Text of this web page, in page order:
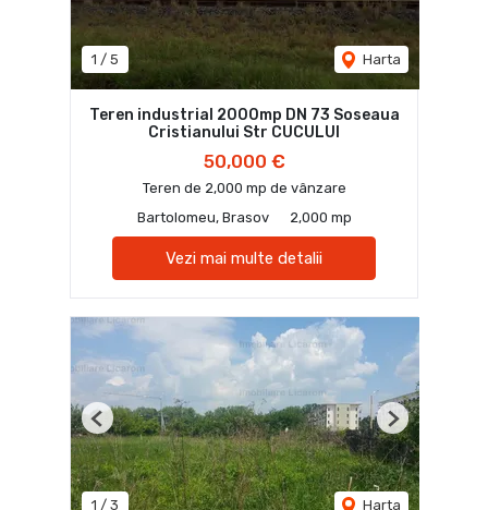
1 / 5 Harta
Teren industrial 2000mp DN 73 Soseaua
Cristianului Str CUCULUI
50,000 €
Teren de 2,000 mp de vânzare
Bartolomeu, Brasov
2,000 mp
Vezi mai multe detalii
1 / 3 Harta
Previous Next